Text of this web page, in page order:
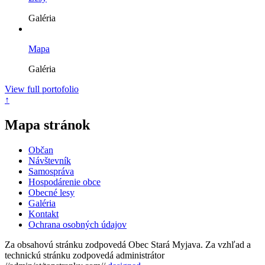
Galéria
Mapa
Galéria
View full portofolio
↑
Mapa stránok
Občan
Návštevník
Samospráva
Hospodárenie obce
Obecné lesy
Galéria
Kontakt
Ochrana osobných údajov
Za obsahovú stránku zodpovedá Obec Stará Myjava. Za vzhľad a
technickú stránku zodpovedá administrátor